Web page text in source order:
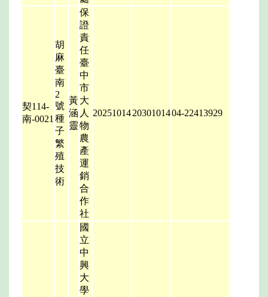
契114-
南-0021
胡
麻
臺
南
2
號
種
子
繁
殖
技
術
黃
涵
靈
保
證
責
任
臺
中
市
大
人
物
農
產
運
銷
合
作
社
202510142030101404-22413929
國
立
中
興
大
學